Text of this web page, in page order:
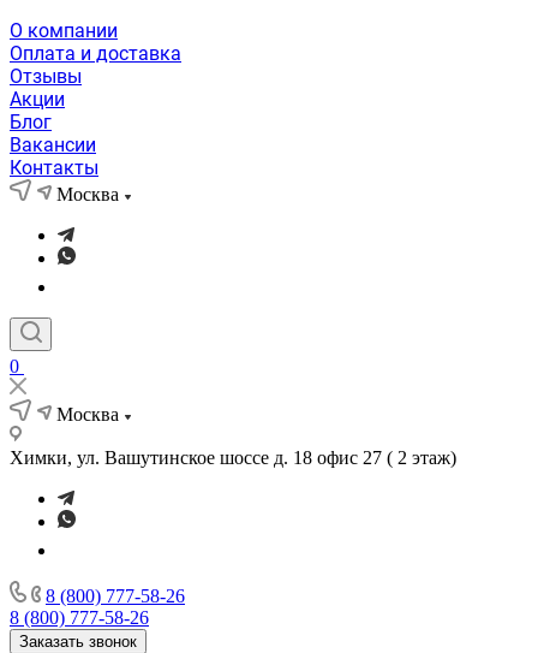
О компании
Оплата и доставка
Отзывы
Акции
Блог
Вакансии
Контакты
Москва
0
Москва
Химки, ул. Вашутинское шоссе д. 18 офис 27 ( 2 этаж)
8 (800) 777-58-26
8 (800) 777-58-26
Заказать звонок